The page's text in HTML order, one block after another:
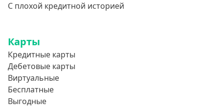
С плохой кредитной историей
Карты
Кредитные карты
Дебетовые карты
Виртуальные
Бесплатные
Выгодные